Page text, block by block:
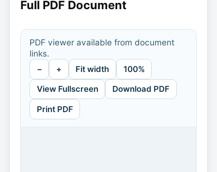
Full PDF Document
PDF viewer available from document
links.
− + Fit width 100%
View Fullscreen Download PDF
Print PDF